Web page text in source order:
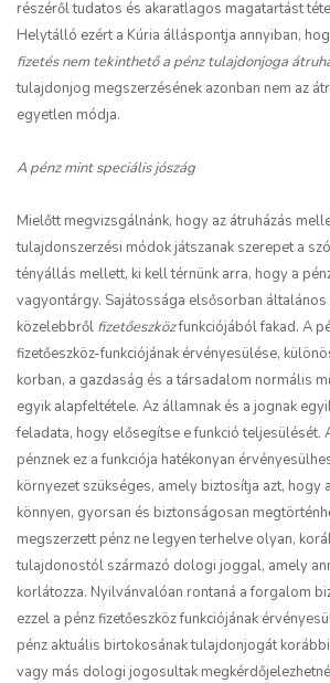
részéről tudatos és akaratlagos magatartást
Helytálló ezért a Kúria álláspontja annyiban,
fizetés nem tekinthető a pénz tulajdonjoga
tulajdonjog megszerzésének azonban nem az
egyetlen módja.
A pénz mint speciális jószág
Mielőtt megvizsgálnánk, hogy az átruházás
tulajdonszerzési módok játszanak szerepet a
tényállás mellett, ki kell térnünk arra, hogy a
vagyontárgy. Sajátossága elsősorban általános
közelebbről fizetőeszközfunkciójából fakad. A
fizetőeszköz-funkciójának érvényesülése,
korban, a gazdaság és a társadalom normális
egyik alapfeltétele. Az államnak és a jognak
feladata, hogy elősegítse e funkció teljesülését.
pénznek ez a funkciója hatékonyan
környezet szükséges, amely biztosítja azt, hogy
könnyen, gyorsan és biztonságosan
megszerzett pénz ne legyen terhelve olyan,
tulajdonostól származó dologi joggal, amely
korlátozza. Nyilvánvalóan rontaná a forgalom
ezzel a pénz fizetőeszköz funkciójának
pénz aktuális birtokosának tulajdonjogát
vagy más dologi jogosultak